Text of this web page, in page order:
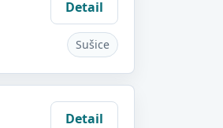
Detail
Sušice
Detail